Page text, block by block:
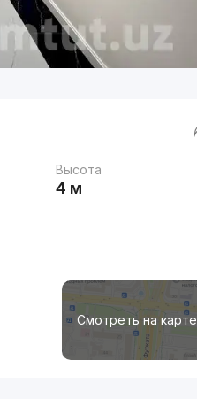
Высота
4 м
Смотреть на карте